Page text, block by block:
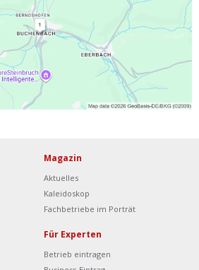
Werkstatt Login
Magazin
Aktuelles
Kaleidoskop
Fachbetriebe im Porträt
Für Experten
Betrieb eintragen